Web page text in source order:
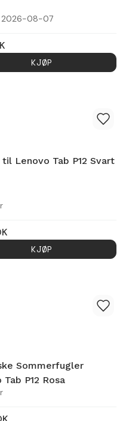
2026-08-07
KJØP
Lenovo Tab P12 Svart
KJØP
Sommerfugler
Tab P12 Rosa